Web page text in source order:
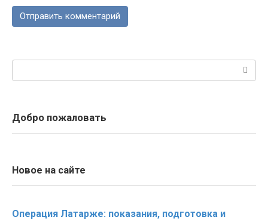
Поиск:
Добро пожаловать
Новое на сайте
Операция Латарже: показания, подготовка и